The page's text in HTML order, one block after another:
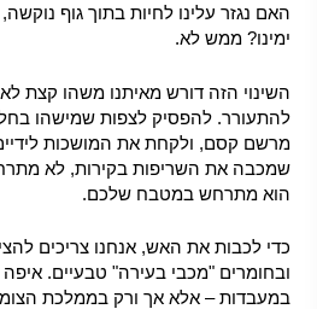
האם נגזר עלינו לחיות בתוך גוף
ימינו? ממש לא.
השינוי הזה דורש מאיתנו משהו קצת
להתעורר. להפסיק לצפות שמישהו
מרשם קסם, ולקחת את המושכות
שמכבה את השריפות בקירות, לא
הוא מתרחש במטבח שלכם.
כדי לכבות את האש, אנחנו צריכים
ובחומרים "מכבי בעירה" טבעיים.
במעבדות – אלא אך ורק בממלכת